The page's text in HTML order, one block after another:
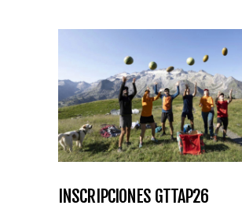
INSCRIPCIONES GTTAP26